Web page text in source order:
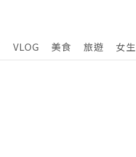
VLOG 美食 旅遊 女生